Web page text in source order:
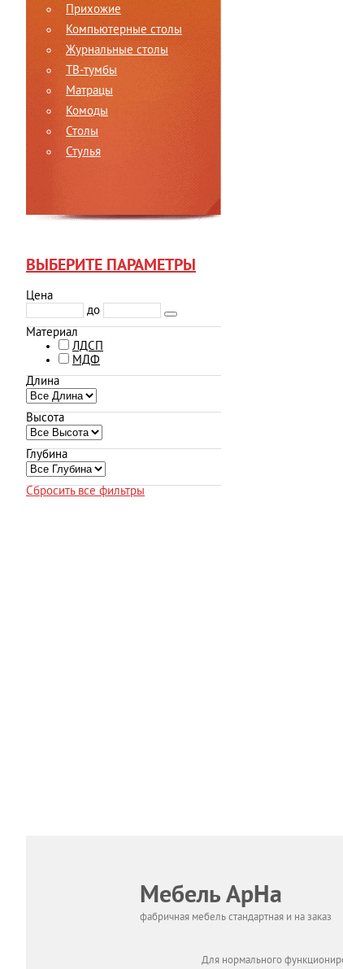
Прихожие
Компьютерные столы
Журнальные столы
ТВ-тумбы
Матрацы
Комоды
Столы
Стулья
ВЫБЕРИТЕ ПАРАМЕТРЫ
Цена
до
Материал
ЛДСП
МДФ
Длина
Высота
Глубина
Сбросить все фильтры
Мебель АрНа
фабричная мебель стандартная и на заказ
Для нормального